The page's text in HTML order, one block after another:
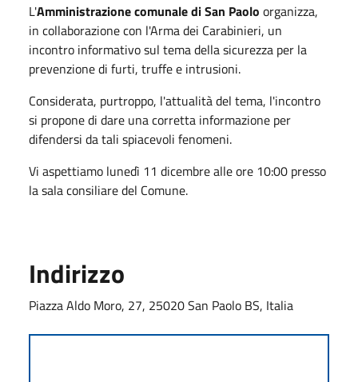
L'Amministrazione comunale di San Paolo organizza,
in collaborazione con l'Arma dei Carabinieri, un
incontro informativo sul tema della sicurezza per la
prevenzione di furti, truffe e intrusioni.
Considerata, purtroppo, l'attualità del tema, l'incontro
si propone di dare una corretta informazione per
difendersi da tali spiacevoli fenomeni.
Vi aspettiamo lunedì 11 dicembre alle ore 10:00 presso
la sala consiliare del Comune.
Indirizzo
Piazza Aldo Moro, 27, 25020 San Paolo BS, Italia